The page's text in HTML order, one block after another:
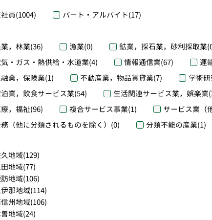
員(1004) パート・アルバイト(17)
，林業(36) 漁業(0) 鉱業，採石業，砂利採取業
・ガス・熱供給・水道業(4) 情報通信業(67) 運
業，保険業(1) 不動産業，物品賃貸業(7) 学術
業，飲食サービス業(54) 生活関連サービス業，娯楽業
，福祉(96) 複合サービス事業(1) サービス業（
（他に分類されるものを除く） (0) 分類不能の産業(1)
地域(129)
地域(77)
地域(106)
那地域(114)
州地域(106)
地域(24)